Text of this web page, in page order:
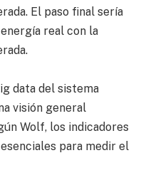
El paso final sería
real con la
data del sistema
visión general
Wolf, los indicadores
para medir el